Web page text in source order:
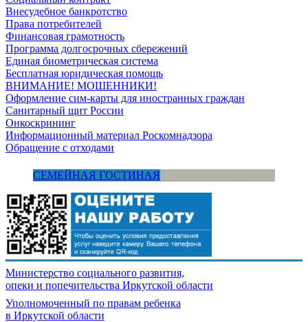
Внесудебное банкротство
Права потребителей
Финансовая грамотность
Программа долгосрочных сбережений
Единая биометрическая система
Бесплатная юридическая помощь
ВНИМАНИЕ! МОШЕННИКИ!
Оформление сим-карты для иностранных граждан
Санитарный щит России
Онкоскрининг
Информационный материал Роскомнадзора
Обращение с отходами
СЕМЕЙНАЯ ГОСТИНАЯ
Министерство социального развития,
опеки и попечительства Иркутской области
Уполномоченный по правам ребенка
в Иркутской области